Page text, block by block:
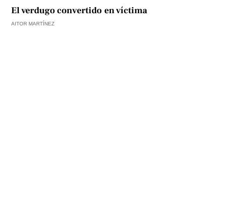
El verdugo convertido en víctima
AITOR MARTÍNEZ